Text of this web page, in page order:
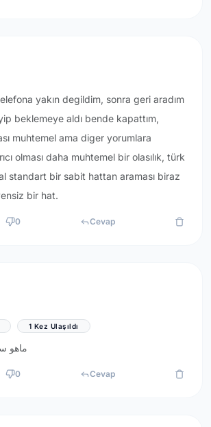
yakın degildim, sonra geri aradım
beklemeye aldı bende kapattım,
muhtemel ama diger yorumlara
olması daha muhtemel bir olasılık, türk
standart bir sabit hattan araması biraz
bir hat.
0 Cevap
1 Kez Ulaşıldı
ماهو
0 Cevap